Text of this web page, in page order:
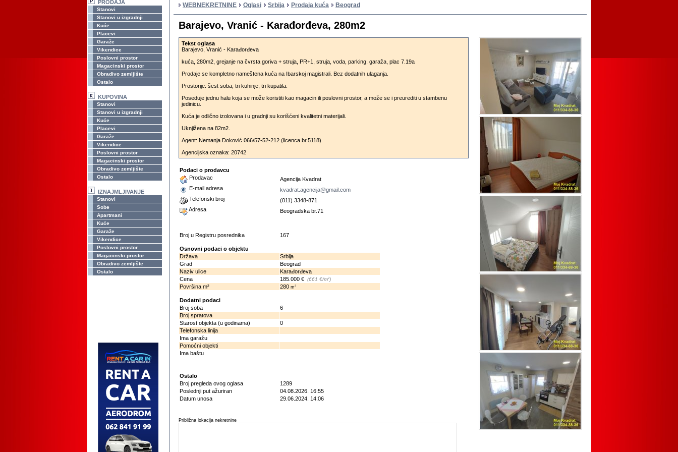
PRODAJA
Stanovi
Stanovi u izgradnji
Kuće
Placevi
Garaže
Vikendice
Poslovni prostor
Magacinski prostor
Obradivo zemljište
Ostalo
KUPOVINA
Stanovi
Stanovi u izgradnji
Kuće
Placevi
Garaže
Vikendice
Poslovni prostor
Magacinski prostor
Obradivo zemljište
Ostalo
IZNAJMLJIVANJE
Stanovi
Sobe
Apartmani
Kuće
Garaže
Vikendice
Poslovni prostor
Magacinski prostor
Obradivo zemljište
Ostalo
WEBNEKRETNINE Oglasi Srbija Prodaja kuća Beograd
Barajevo, Vranić - Karađorđeva, 280m2
Tekst oglasa
Barajevo, Vranić - Karađorđeva
kuća, 280m2, grejanje na čvrsta goriva + struja, PR+1, struja, voda, parking, garaža, plac 7.19a
Prodaje se kompletno nameštena kuća na Ibarskoj magistrali. Bez dodatnih ulaganja.
Prostorije: šest soba, tri kuhinje, tri kupatila.
Poseduje jednu halu koja se može koristiti kao magacin ili poslovni prostor, a može se i preurediti u stambenu
jedinicu.
Kuća je odlično izolovana i u gradnji su korišćeni kvalitetni materijali.
Uknjižena na 82m2.
Agent: Nemanja Đoković 066/57-52-212 (licenca br.5118)
Agencijska oznaka: 20742
Podaci o prodavcu
Prodavac
Agencija Kvadrat
E-mail adresa
kvadrat.agencija@gmail.com
Telefonski broj
(011) 3348-871
Adresa
Beogradska br.71
Broj u Registru posrednika 167
Osnovni podaci o objektu
Država
Srbija
Grad
Beograd
Naziv ulice
Karađorđeva
Cena
185.000 € (661 €/m2)
Površina m² 280 m2
Dodatni podaci
Broj soba
6
Broj spratova
Starost objekta (u godinama)
0
Telefonska linija
Ima garažu
Pomoćni objekti
Ima baštu
Ostalo
Broj pregleda ovog oglasa
1289
Poslednji put ažuriran
04.08.2026. 16:55
Datum unosa
29.06.2024. 14:06
Približna lokacija nekretnine